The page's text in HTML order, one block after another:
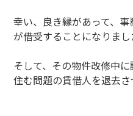
幸い、良き縁があって、
が借受することになりまし
そして、その物件改修中
住む問題の賃借人を退去さ